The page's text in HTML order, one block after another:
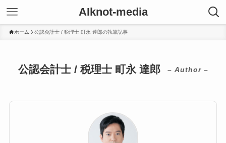
AIknot-media
ホーム 公認会計士 / 税理士 町永 達郎の執筆記事
公認会計士 / 税理士 町永 達郎 – Author –